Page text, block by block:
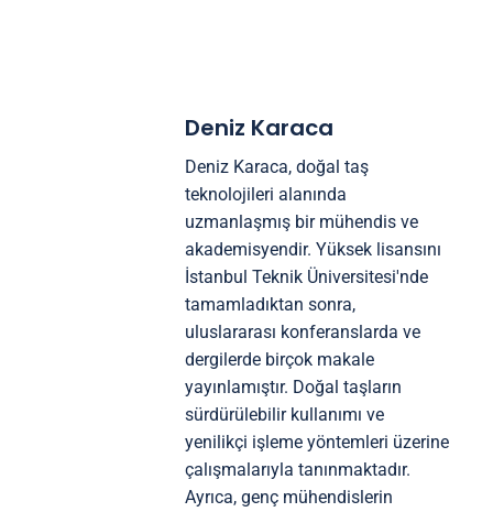
Deniz Karaca
Deniz Karaca, doğal taş
teknolojileri alanında
uzmanlaşmış bir mühendis ve
akademisyendir. Yüksek lisansını
İstanbul Teknik Üniversitesi'nde
tamamladıktan sonra,
uluslararası konferanslarda ve
dergilerde birçok makale
yayınlamıştır. Doğal taşların
sürdürülebilir kullanımı ve
yenilikçi işleme yöntemleri üzerine
çalışmalarıyla tanınmaktadır.
Ayrıca, genç mühendislerin